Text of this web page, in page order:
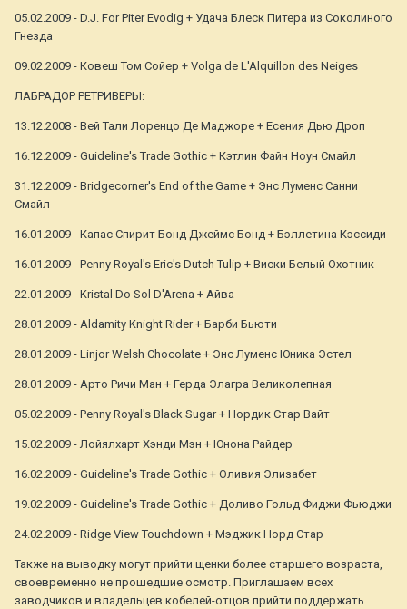
05.02.2009 - D.J. For Piter Evodig + Удача Блеск Питера из Соколиного
Гнезда
09.02.2009 - Ковеш Том Сойер + Volga de L'Alquillon des Neiges
ЛАБРАДОР РЕТРИВЕРЫ:
13.12.2008 - Вей Тали Лоренцо Де Маджоре + Есения Дью Дроп
16.12.2009 - Guideline's Trade Gothic + Кэтлин Файн Ноун Смайл
31.12.2009 - Bridgecorner's End of the Game + Энс Луменс Санни
Смайл
16.01.2009 - Капас Спирит Бонд Джеймс Бонд + Бэллетина Кэссиди
16.01.2009 - Penny Royal's Eric's Dutch Tulip + Виски Белый Охотник
22.01.2009 - Kristal Do Sol D'Arena + Айва
28.01.2009 - Aldamity Knight Rider + Барби Бьюти
28.01.2009 - Linjor Welsh Chocolate + Энс Луменс Юника Эстел
28.01.2009 - Арто Ричи Ман + Герда Элагра Великолепная
05.02.2009 - Penny Royal's Black Sugar + Нордик Стар Вайт
15.02.2009 - Лойялхарт Хэнди Мэн + Юнона Райдер
16.02.2009 - Guideline's Trade Gothic + Оливия Элизабет
19.02.2009 - Guideline's Trade Gothic + Доливо Гольд Фиджи Фьюджи
24.02.2009 - Ridge View Touchdown + Мэджик Норд Стар
Также на выводку могут прийти щенки более старшего возраста,
своевременно не прошедшие осмотр. Приглашаем всех
заводчиков и владельцев кобелей-отцов прийти поддержать